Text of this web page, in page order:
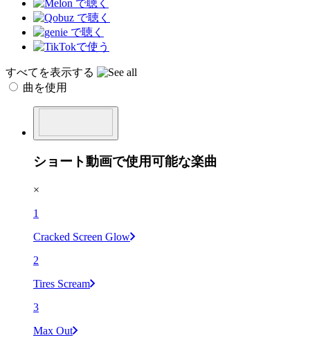
すべてを表示する
曲を使用
ショート動画で使用可能な楽曲
×
1
Cracked Screen Glow
2
Tires Scream
3
Max Out